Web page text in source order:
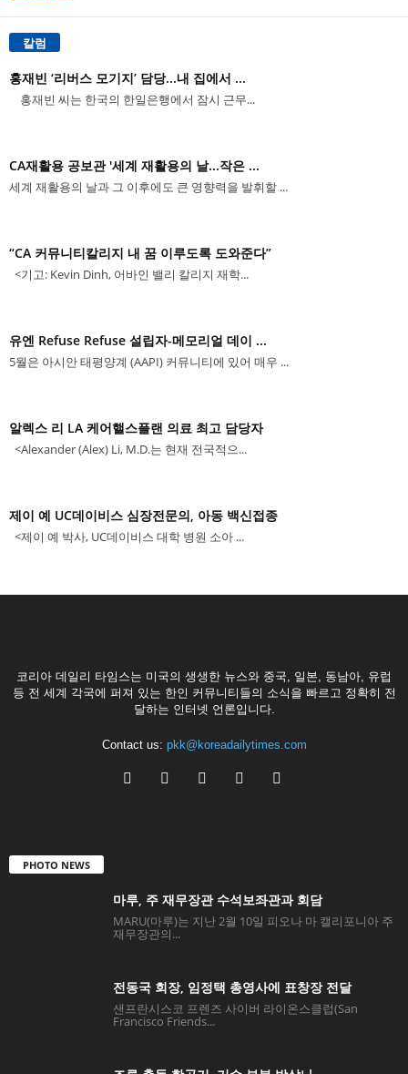
칼럼
홍재빈 ‘리버스 모기지’ 담당...내 집에서 ...
홍재빈 씨는 한국의 한일은행에서 잠시 근무...
CA재활용 공보관 '세계 재활용의 날...작은 ...
세계 재활용의 날과 그 이후에도 큰 영향력을 발휘할 ...
“CA 커뮤니티칼리지 내 꿈 이루도록 도와준다”
<기고: Kevin Dinh, 어바인 밸리 칼리지 재학...
유엔 Refuse Refuse 설립자-메모리얼 데이 ...
5월은 아시안 태평양계 (AAPI) 커뮤니티에 있어 매우 ...
알렉스 리 LA 케어핼스플랜 의료 최고 담당자
<Alexander (Alex) Li, M.D.는 현재 전국적으...
제이 예 UC데이비스 심장전문의, 아동 백신접종
<제이 예 박사, UC데이비스 대학 병원 소아 ...
코리아 데일리 타임스는 미국의 생생한 뉴스와 중국, 일본, 동남아, 유럽
등 전 세계 각국에 퍼져 있는 한인 커뮤니티들의 소식을 빠르고 정확히 전
달하는 인터넷 언론입니다.
Contact us: pkk@koreadailytimes.com
PHOTO NEWS
마루, 주 재무장관 수석보좌관과 회담
MARU(마루)는 지난 2월 10일 피오나 마 캘리포니아 주
재무장관의...
전동국 회장, 임정택 총영사에 표창장 전달
샌프란시스코 프렌즈 사이버 라이온스클럽(San
Francisco Friends...